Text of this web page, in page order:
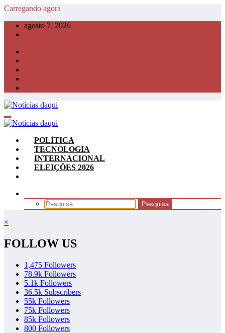
Pular
conteúdo
Carregando agora
agosto 7, 2026
POLÍTICA
TECNOLOGIA
INTERNACIONAL
ELEIÇÕES 2026
×
FOLLOW US
1,475 Followers
78.9k Followers
5.1k Followers
36.5k Subscribers
55k Followers
75k Followers
85k Followers
800 Followers